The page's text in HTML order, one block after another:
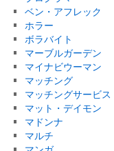
ベン・アフレック
ホラー
ボラバイト
マーブルガーデン
マイナビウーマン
マッチング
マッチングサービス
マット・デイモン
マドンナ
マルチ